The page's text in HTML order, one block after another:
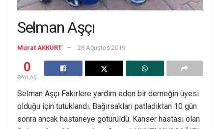
Selman Aşçı
Murat AKKURT 28 Ağustos 2019
0
PAYLAŞ
Selman Aşçı Fakirlere yardım eden bir derneğin üyesi
olduğu için tutuklandı. Bağırsakları patladıktan 10 gün
sonra ancak hastaneye götürüldü. Kanser hastası olan